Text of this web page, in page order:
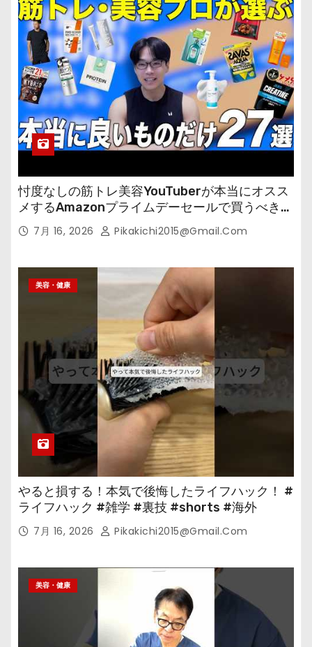
忖度なしの筋トレ美容YouTuberが本当にオスス
メするAmazonプライムデーセールで買うべきも
の 7月 16, 2026 Pikakichi2015@gmail.com
美容・健康
やると損する！本気で後悔したライフハック！ #
ライフハック #雑学 #裏技 #shorts #海外
7月 16, 2026 Pikakichi2015@gmail.com
美容・健康